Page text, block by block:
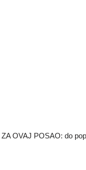
OVAJ POSAO: do